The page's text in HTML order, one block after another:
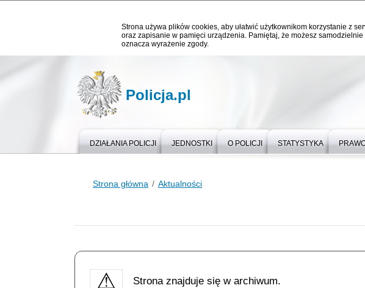
Strona używa plików cookies, aby ułatwić użytkownikom korzystanie z
oraz zapisanie w pamięci urządzenia. Pamiętaj, że możesz
oznacza wyrażenie zgody.
Policja.pl
DZIAŁANIA POLICJI JEDNOSTKI O POLICJI STATYSTYKA
Strona główna Aktualności
Strona znajduje się w archiwum.